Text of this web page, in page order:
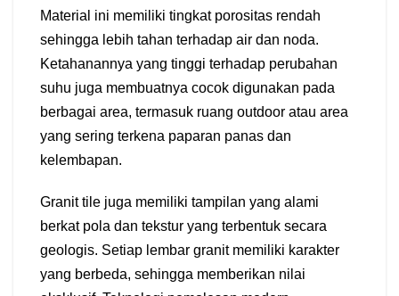
Material ini memiliki tingkat porositas rendah
sehingga lebih tahan terhadap air dan noda.
Ketahanannya yang tinggi terhadap perubahan
suhu juga membuatnya cocok digunakan pada
berbagai area, termasuk ruang outdoor atau area
yang sering terkena paparan panas dan
kelembapan.
Granit tile juga memiliki tampilan yang alami
berkat pola dan tekstur yang terbentuk secara
geologis. Setiap lembar granit memiliki karakter
yang berbeda, sehingga memberikan nilai